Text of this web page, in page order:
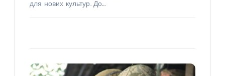
для нових культур. До…